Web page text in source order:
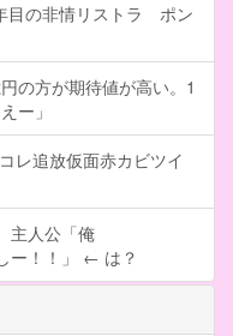
目の非情リストラ ポン
の方が期待値が高い。1
ー」
レ追放仮面赤カビツイ
主人公「俺
ー！！」 ← は？